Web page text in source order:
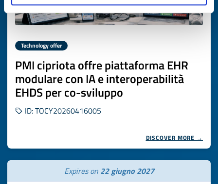
Technology offer
PMI cipriota offre piattaforma EHR
modulare con IA e interoperabilità
EHDS per co-sviluppo
ID: TOCY20260416005
DISCOVER MORE →
Expires on 22 giugno 2027